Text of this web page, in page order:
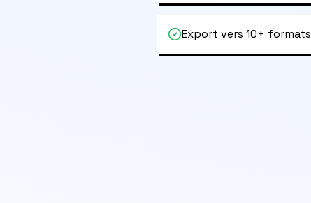
Export vers 10+ formats